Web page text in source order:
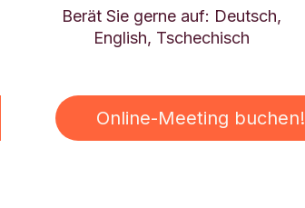
Berät Sie gerne auf: Deutsch,
English, Tschechisch
Online-Meeting buchen!